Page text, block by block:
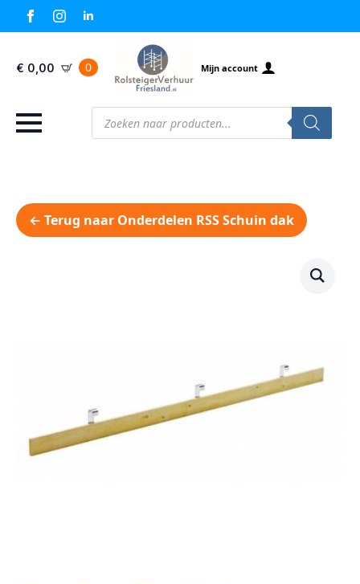
€ 0,00 0 Mijn account
Producten
zoeken
← Terug naar Onderdelen RSS Schuin dak